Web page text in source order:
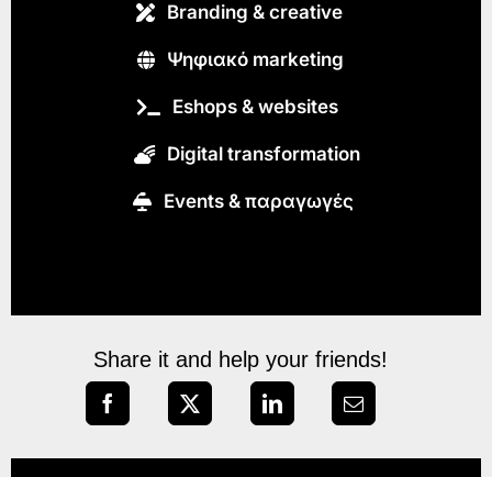
Branding & creative
Ψηφιακό marketing
Eshops & websites
Digital transformation
Εvents & παραγωγές
Share it and help your friends!